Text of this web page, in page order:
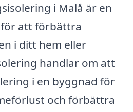
i Malå är en
att förbättra
i ditt hem eller
handlar om att
i en byggnad för
och förbättra